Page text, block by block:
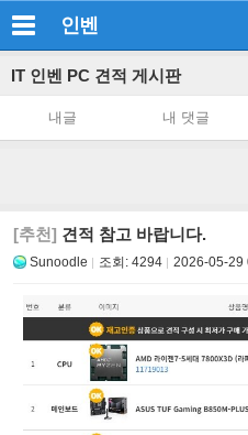
인벤
IT 인벤 PC 견적 게시판
내글 내 댓글
[추천] 견적 참고 바랍니다.
Sunoodle 조회: 4294 2026-05-29